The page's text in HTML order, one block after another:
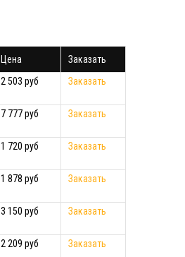
срок действия
Расширенной гарантии - 1
год с момента…
Цена
Заказать
2 503 руб Заказать
7 777 руб Заказать
1 720 руб Заказать
1 878 руб Заказать
3 150 руб Заказать
2 209 руб Заказать